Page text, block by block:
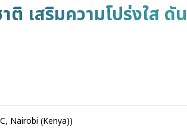
ติ เสริมความโปร่งใส
Nairobi (Kenya))